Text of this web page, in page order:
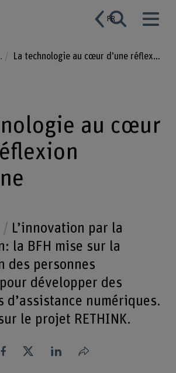
FR
La technologie au cœur d’une réflexion commune
au cœur
L’innovation par la
la BFH mise sur la
des personnes
développer des
d’assistance numériques.
le projet RETHINK.
Partager